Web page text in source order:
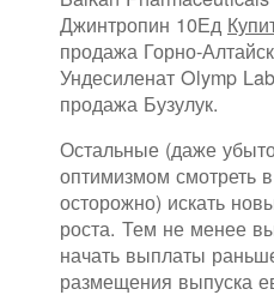
Джинтропин 10Ед
продажа Горно-
Ундесиленат Olymp
продажа Бузулук.
Остальные (даже
оптимизмом смотреть
осторожно) искать
роста. Тем не менее
начать выплаты
размещения выпуска